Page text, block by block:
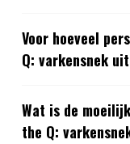
Voor hoeveel
Q: varkensnek
Wat is de
the Q: